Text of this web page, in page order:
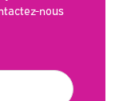
nous